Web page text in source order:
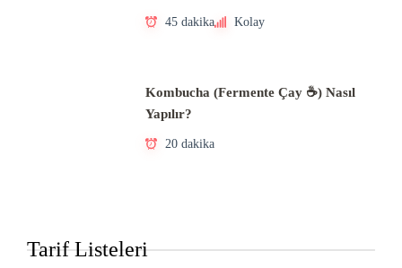
45 dakika Kolay
Kombucha (Fermente Çay ☕) Nasıl
Yapılır?
20 dakika
Tarif Listeleri